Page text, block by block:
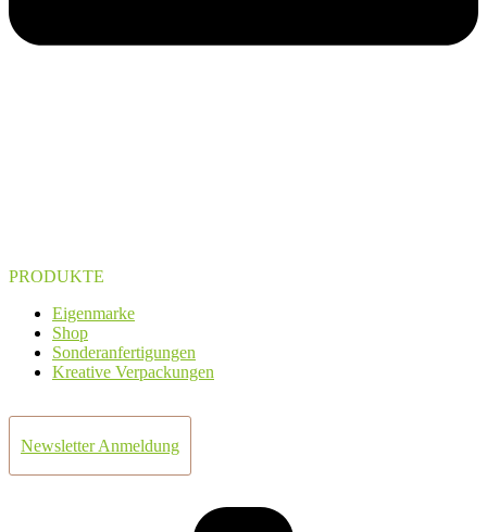
PRODUKTE
Eigenmarke
Shop
Sonderanfertigungen
Kreative Verpackungen
Newsletter Anmeldung